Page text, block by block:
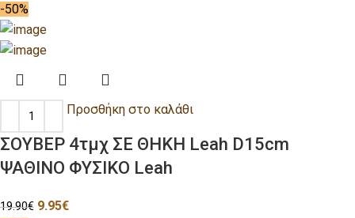
-50%
Προσθήκη στο καλάθι
ΣΟΥΒΕΡ 4τμχ ΣΕ ΘΗΚΗ Leah D15cm
ΨΑΘΙΝΟ ΦΥΣΙΚΟ Leah
19.90€ 9.95€